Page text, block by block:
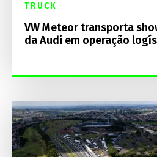
TRUCK
VW Meteor transporta
da Audi em operação